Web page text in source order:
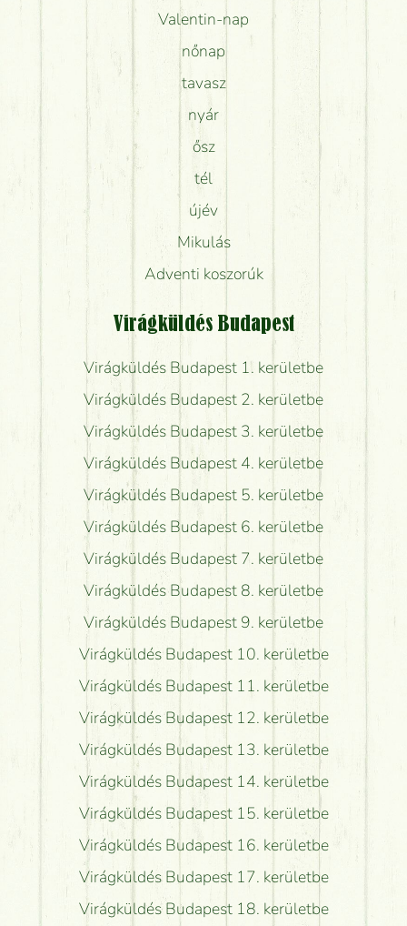
Valentin-nap
nőnap
tavasz
nyár
ősz
tél
újév
Mikulás
Adventi koszorúk
Virágküldés Budapest
Virágküldés Budapest 1. kerületbe
Virágküldés Budapest 2. kerületbe
Virágküldés Budapest 3. kerületbe
Virágküldés Budapest 4. kerületbe
Virágküldés Budapest 5. kerületbe
Virágküldés Budapest 6. kerületbe
Virágküldés Budapest 7. kerületbe
Virágküldés Budapest 8. kerületbe
Virágküldés Budapest 9. kerületbe
Virágküldés Budapest 10. kerületbe
Virágküldés Budapest 11. kerületbe
Virágküldés Budapest 12. kerületbe
Virágküldés Budapest 13. kerületbe
Virágküldés Budapest 14. kerületbe
Virágküldés Budapest 15. kerületbe
Virágküldés Budapest 16. kerületbe
Virágküldés Budapest 17. kerületbe
Virágküldés Budapest 18. kerületbe